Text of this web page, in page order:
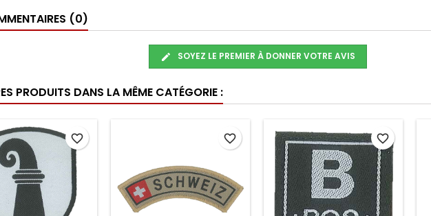
(0)
SOYEZ LE PREMIER À DONNER VOTRE AVIS
PRODUITS DANS LA MÊME CATÉGORIE :
favorite_border favorite_border favorite_border